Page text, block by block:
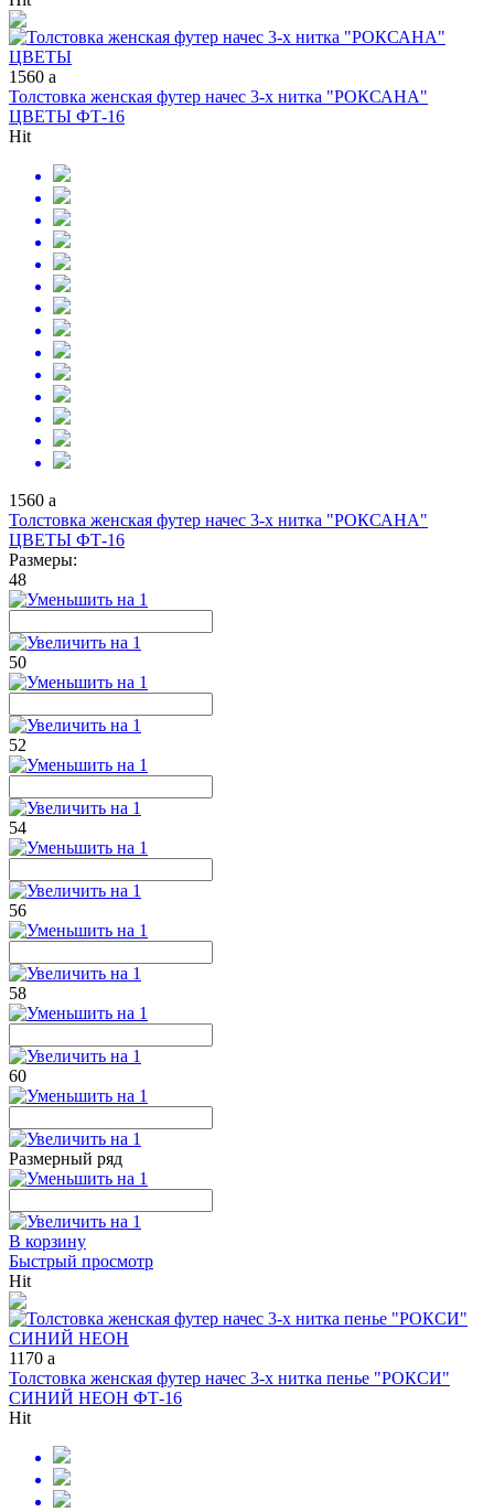
1560 a
Толстовка женская футер начес 3-х нитка "РОКСАНА"
ЦВЕТЫ ФТ-16
Hit
1560 a
Толстовка женская футер начес 3-х нитка "РОКСАНА"
ЦВЕТЫ ФТ-16
Размеры:
48
50
52
54
56
58
60
Размерный ряд
В корзину
Быстрый просмотр
Hit
1170 a
Толстовка женская футер начес 3-х нитка пенье "РОКСИ"
СИНИЙ НЕОН ФТ-16
Hit